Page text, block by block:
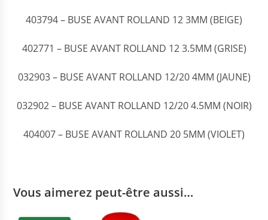
403794 – BUSE AVANT ROLLAND 12 3MM (BEIGE)
402771 – BUSE AVANT ROLLAND 12 3.5MM (GRISE)
032903 – BUSE AVANT ROLLAND 12/20 4MM (JAUNE)
032902 – BUSE AVANT ROLLAND 12/20 4.5MM (NOIR)
404007 – BUSE AVANT ROLLAND 20 5MM (VIOLET)
Vous aimerez peut-être aussi…